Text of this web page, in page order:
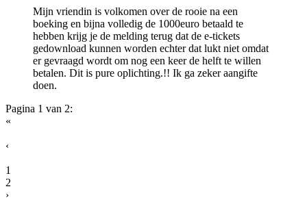
Mijn vriendin is volkomen over de rooie na een
boeking en bijna volledig de 1000euro betaald te
hebben krijg je de melding terug dat de e-tickets
gedownload kunnen worden echter dat lukt niet omdat
er gevraagd wordt om nog een keer de helft te willen
betalen. Dit is pure oplichting.!! Ik ga zeker aangifte
doen.
Pagina 1 van 2:
«
‹
1
2
›